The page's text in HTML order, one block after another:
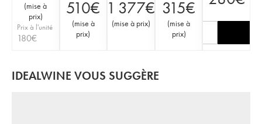
(mise à
prix)
Prix à l'unité
180€
510€
(mise à
prix)
1 377€
(mise à prix)
315€
(mise à
prix)
IDEALWINE VOUS SUGGÈRE